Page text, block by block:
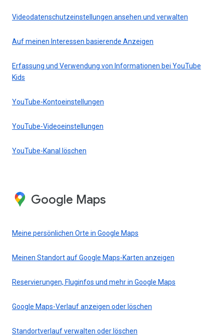
Videodatenschutzeinstellungen ansehen und verwalten
Auf meinen Interessen basierende Anzeigen
Erfassung und Verwendung von Informationen bei YouTube
Kids
YouTube-Kontoeinstellungen
YouTube-Videoeinstellungen
YouTube-Kanal löschen
Google Maps
Meine persönlichen Orte in Google Maps
Meinen Standort auf Google Maps-Karten anzeigen
Reservierungen, Fluginfos und mehr in Google Maps
Google Maps-Verlauf anzeigen oder löschen
Standortverlauf verwalten oder löschen